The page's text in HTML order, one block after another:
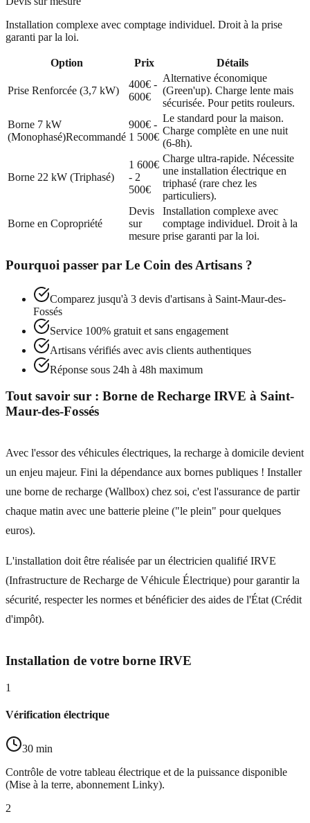
Installation complexe avec comptage individuel. Droit à la prise
garanti par la loi.
Option Prix Détails
Prise Renforcée (3,7 kW)
400€ -
600€
Alternative économique
(Green'up). Charge lente mais
sécurisée. Pour petits rouleurs.
Borne 7 kW
(Monophasé)Recommandé
900€ -
1 500€
Le standard pour la maison.
Charge complète en une nuit
(6-8h).
Borne 22 kW (Triphasé)
1 600€
- 2
500€
Charge ultra-rapide. Nécessite
une installation électrique en
triphasé (rare chez les
particuliers).
Borne en Copropriété
Devis
sur
mesure
Installation complexe avec
comptage individuel. Droit à la
prise garanti par la loi.
Pourquoi passer par Le Coin des Artisans ?
Comparez jusqu'à 3 devis d'artisans à Saint-Maur-des-
Fossés
Service 100% gratuit et sans engagement
Artisans vérifiés avec avis clients authentiques
Réponse sous 24h à 48h maximum
Tout savoir sur : Borne de Recharge IRVE à Saint-
Maur-des-Fossés
Avec l'essor des véhicules électriques, la recharge à domicile devient
un enjeu majeur. Fini la dépendance aux bornes publiques ! Installer
une borne de recharge (Wallbox) chez soi, c'est l'assurance de partir
chaque matin avec une batterie pleine ("le plein" pour quelques
euros).
L'installation doit être réalisée par un électricien qualifié IRVE
(Infrastructure de Recharge de Véhicule Électrique) pour garantir la
sécurité, respecter les normes et bénéficier des aides de l'État (Crédit
d'impôt).
Installation de votre borne IRVE
1
Vérification électrique
30 min
Contrôle de votre tableau électrique et de la puissance disponible
(Mise à la terre, abonnement Linky).
2